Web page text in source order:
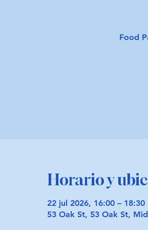
Food
Horario y
22 jul 2026, 16:00 – 18:30
53 Oak St, 53 Oak St,